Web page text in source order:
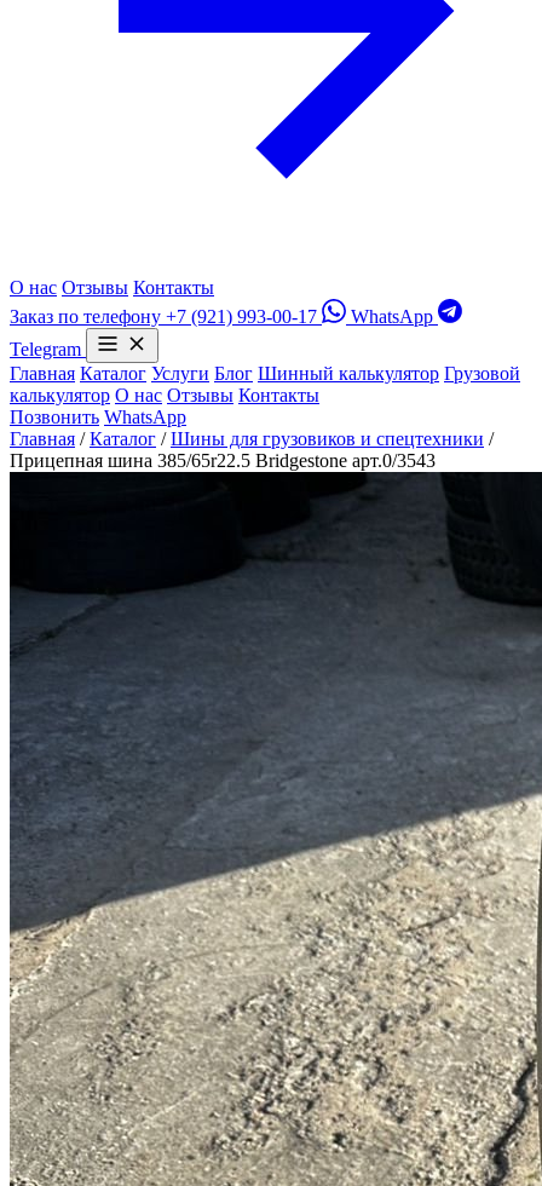
О нас Отзывы Контакты
Заказ по телефону +7 (921) 993-00-17
WhatsApp
Telegram
Главная Каталог Услуги Блог Шинный калькулятор Грузовой
калькулятор О нас Отзывы Контакты
Позвонить WhatsApp
Главная / Каталог / Шины для грузовиков и спецтехники /
Прицепная шина 385/65r22.5 Bridgestone арт.0/3543